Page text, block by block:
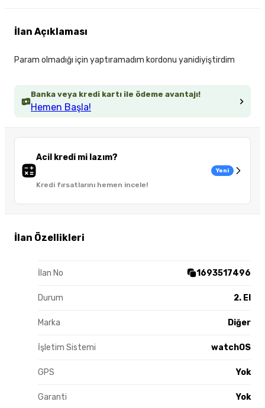
Banka veya kredi kartı ile ödeme avantajı!
Hemen Başla!
Acil kredi mi lazım?
Kredi fırsatlarını hemen incele!
Yeni
İlan Özellikleri
İlan No 1693517496
Durum 2. El
Marka Diğer
İşletim Sistemi watchOS
GPS Yok
Garanti Yok
İlan Açıklaması
Param olmadığı için yaptıramadım kordonu yanidiyiştirdim